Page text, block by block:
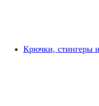
Крючки, стингеры